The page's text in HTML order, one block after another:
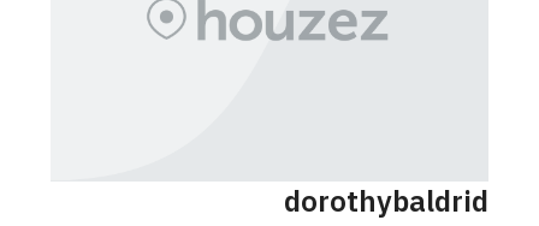
dorothybaldrid